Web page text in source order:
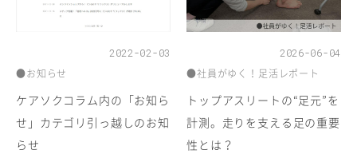
2022-02-03
●お知らせ
ケアソクコラム内の「お知ら
せ」カテゴリ引っ越しのお知
らせ
2026-06-04
●社員がゆく！足活レポート
トップアスリートの“足元”を
計測。走りを支える足の重要
性とは？